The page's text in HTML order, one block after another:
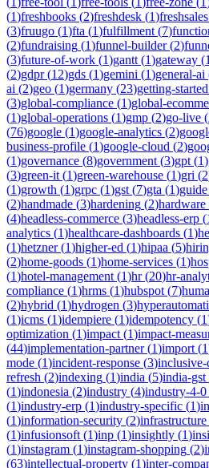
(1)freshbooks (2)freshdesk (1)freshsales
(3)fruugo (1)fta (1)fulfillment (7)
(2)fundraising (1)funnel-builder(2)
(3)future-of-work (1)gantt (1)gateway (1
(2)gdpr(12)gds (1)gemini (1)general-ai
ai (2)geo (1)germany (23)getting-started
(3)global-compliance (1)global-
(1)global-operations (1)gmp (2)go-live (
(76)google (1)google-analytics (2)
business-profile (1)google-cloud (2)
(1)governance (8)government (3)gpt (1)
(3)green-it (1)green-warehouse (1)gri (2
(1)growth (1)grpc (1)gst (7)gta (1)guide
(2)handmade (3)hardening (2)hardware
(4)headless-commerce (3)headless-erp (
analytics (1)healthcare-dashboards (1)
(1)hetzner(1)higher-ed (1)hipaa (5)
(2)home-goods (1)home-services (1)
(1)hotel-management (1)hr(20)hr-
compliance (1)hrms (1)hubspot (7)
(2)hybrid (1)hydrogen (3)
(1)icms (1)idempiere (1)idempotency (1
optimization (1)impact (1)impact-
(44)implementation-partner(1)import (1
mode (1)incident-response (3)inclusive-
refresh (2)indexing (1)india (5)india-gst
(1)indonesia (2)industry (4)industry-4-0
(1)industry-erp (1)industry-specific (1)
(1)information-security (2)infrastructure
(1)infusionsoft (1)inp (1)insightly (1)
(1)instagram (1)instagram-shopping (2)
(63)intellectual-property (1)inter-